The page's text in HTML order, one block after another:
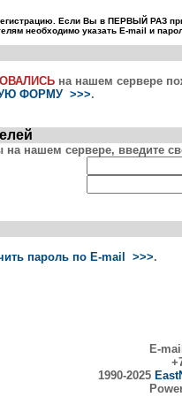
Если Вы в ПЕРВЫЙ РАЗ
необходимо указать E-mail и
на нашем сервере
ФОРМУ >>>.
на нашем сервере, введите
пароль по E-mail >>>.
E-
1990-2025